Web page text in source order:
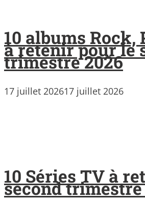
10 albums Rock,
à retenir pour le
trimestre 2026
17 juillet 202617 juillet 2026
10 Séries TV à
second trimestre